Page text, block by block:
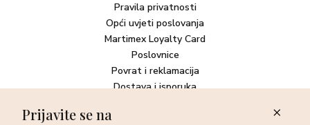
Pravila privatnosti
Opći uvjeti poslovanja
Martimex Loyalty Card
Poslovnice
Povrat i reklamacija
Dostava i isporuka
Prijavite se na